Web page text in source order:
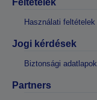
Feltételek
Használati feltételek
Jogi kérdések
Biztonsági adatlapok
Partners